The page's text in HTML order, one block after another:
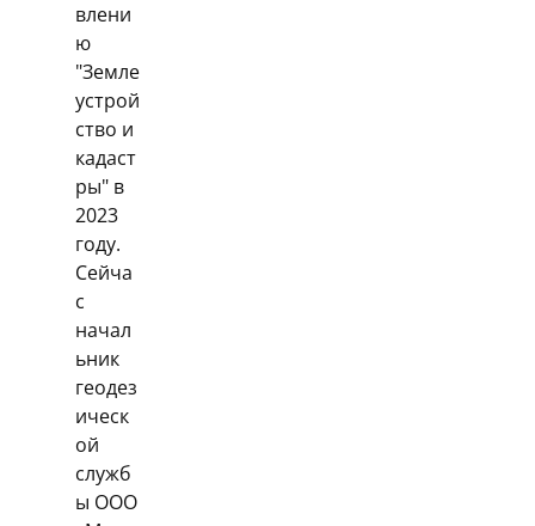
влени
ю
"Земле
устрой
ство и
кадаст
ры" в
2023
году.
Сейча
с
начал
ьник
геодез
ическ
ой
служб
ы ООО